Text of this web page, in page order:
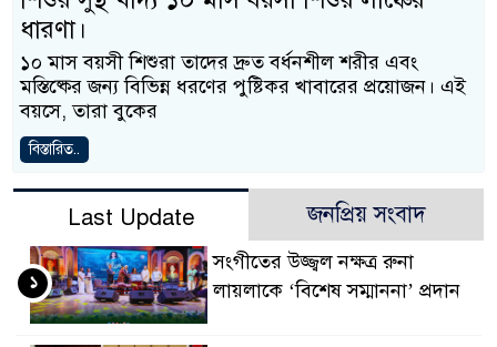
ধারণা।
১০ মাস বয়সী শিশুরা তাদের দ্রুত বর্ধনশীল শরীর এবং
মস্তিষ্কের জন্য বিভিন্ন ধরণের পুষ্টিকর খাবারের প্রয়োজন। এই
বয়সে, তারা বুকের
বিস্তারিত..
Last Update জনপ্রিয় সংবাদ
সংগীতের উজ্জ্বল নক্ষত্র রুনা
লায়লাকে ‘বিশেষ সম্মাননা’ প্রদান
১